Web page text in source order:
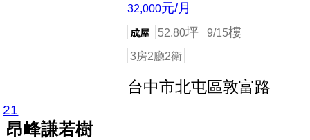
32,000元/月
成屋 52.80坪 9/15樓
3房2廳2衛
台中市北屯區敦富路
店長推薦
21
昂峰謙若樹